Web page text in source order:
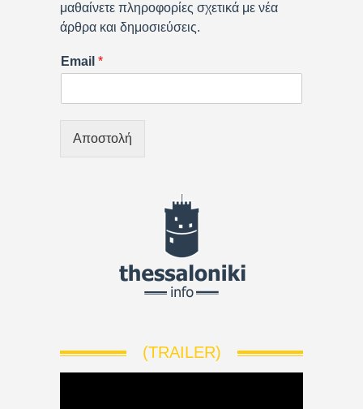
μαθαίνετε πληροφορίες σχετικά με νέα
άρθρα και δημοσιεύσεις.
Email *
Αποστολή
(TRAILER)